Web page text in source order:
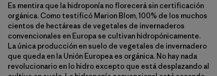
Es mentira que la hidroponía no florecerá sin certificación
orgánica. Como testificó Marion Blom, 100% de los muchos
cientos de hectáreas de vegetales de invernaderos
convencionales en Europa se cultivan hidropónicamente.
La única producción en suelo de vegetales de invernadero
que queda en la Unión Europea es orgánica. No hay nada
revolucionario en lo hidro excepto que está desplazando al